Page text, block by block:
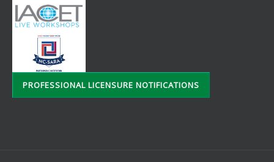
PROFESSIONAL LICENSURE NOTIFICATIONS